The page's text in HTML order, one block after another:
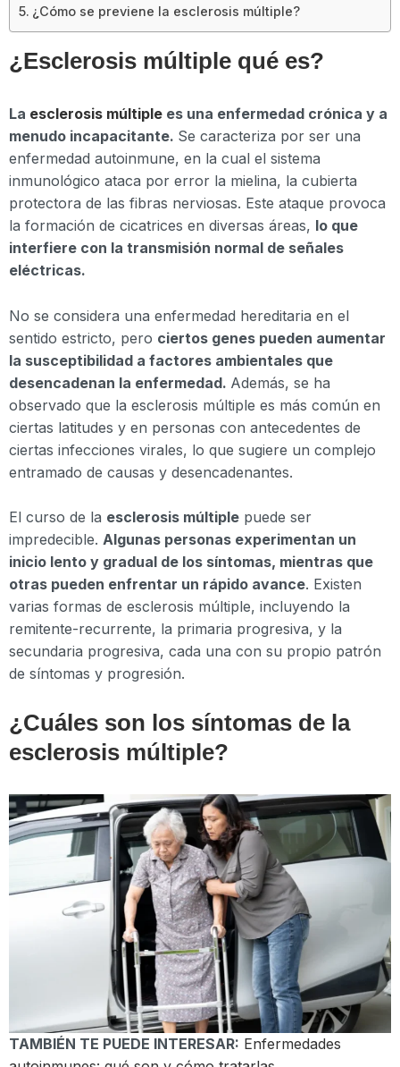
¿Cómo se previene la esclerosis múltiple?
¿Esclerosis múltiple qué es?
La esclerosis múltiple es una enfermedad crónica y a
menudo incapacitante. Se caracteriza por ser una
enfermedad autoinmune, en la cual el sistema
inmunológico ataca por error la mielina, la cubierta
protectora de las fibras nerviosas. Este ataque provoca
la formación de cicatrices en diversas áreas, lo que
interfiere con la transmisión normal de señales
eléctricas.
No se considera una enfermedad hereditaria en el
sentido estricto, pero ciertos genes pueden aumentar
la susceptibilidad a factores ambientales que
desencadenan la enfermedad. Además, se ha
observado que la esclerosis múltiple es más común en
ciertas latitudes y en personas con antecedentes de
ciertas infecciones virales, lo que sugiere un complejo
entramado de causas y desencadenantes.
El curso de la esclerosis múltiple puede ser
impredecible. Algunas personas experimentan un
inicio lento y gradual de los síntomas, mientras que
otras pueden enfrentar un rápido avance. Existen
varias formas de esclerosis múltiple, incluyendo la
remitente-recurrente, la primaria progresiva, y la
secundaria progresiva, cada una con su propio patrón
de síntomas y progresión.
¿Cuáles son los síntomas de la
esclerosis múltiple?
TAMBIÉN TE PUEDE INTERESAR: Enfermedades